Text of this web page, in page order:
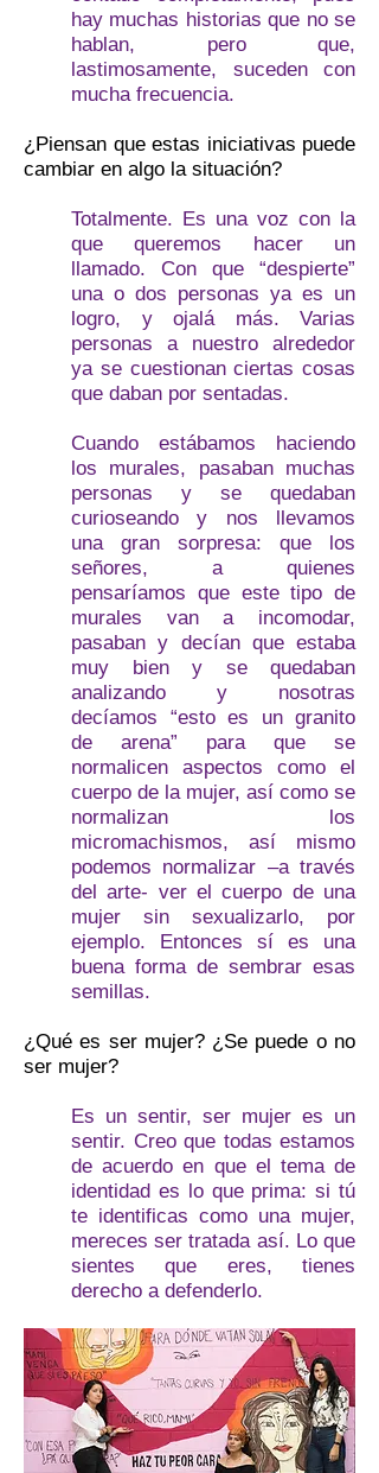
hay muchas historias que no se
hablan, pero que,
lastimosamente, suceden con
mucha frecuencia.
¿Piensan que estas iniciativas puede
cambiar en algo la situación?
Totalmente. Es una voz con la
que queremos hacer un
llamado. Con que “despierte”
una o dos personas ya es un
logro, y ojalá más. Varias
personas a nuestro alrededor
ya se cuestionan ciertas cosas
que daban por sentadas.
Cuando estábamos haciendo
los murales, pasaban muchas
personas y se quedaban
curioseando y nos llevamos
una gran sorpresa: que los
señores, a quienes
pensaríamos que este tipo de
murales van a incomodar,
pasaban y decían que estaba
muy bien y se quedaban
analizando y nosotras
decíamos “esto es un granito
de arena” para que se
normalicen aspectos como el
cuerpo de la mujer, así como se
normalizan los
micromachismos, así mismo
podemos normalizar –a través
del arte- ver el cuerpo de una
mujer sin sexualizarlo, por
ejemplo. Entonces sí es una
buena forma de sembrar esas
semillas.
¿Qué es ser mujer? ¿Se puede o no
ser mujer?
Es un sentir, ser mujer es un
sentir. Creo que todas estamos
de acuerdo en que el tema de
identidad es lo que prima: si tú
te identificas como una mujer,
mereces ser tratada así. Lo que
sientes que eres, tienes
derecho a defenderlo.